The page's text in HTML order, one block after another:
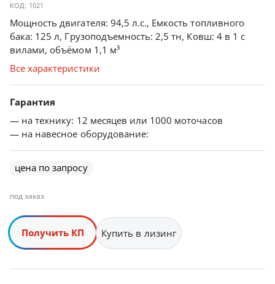
КОД: 1021
Мощность двигателя: 94,5 л.с., Емкость топливного
бака: 125 л, Грузоподъемность: 2,5 тн, Ковш: 4 в 1 с
вилами, объёмом 1,1 м³
Все характеристики
Гарантия
— на технику: 12 месяцев или 1000 моточасов
— на навесное оборудование:
цена по запросу
под заказ
Получить КП Купить в лизинг